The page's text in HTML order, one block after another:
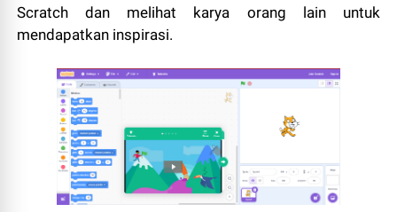
Scratch dan melihat karya orang lain untuk
mendapatkan inspirasi.